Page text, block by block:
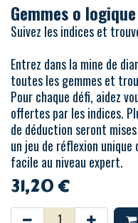
Gemmes o
Suivez les indices et
Entrez dans la mine de
toutes les gemmes et
Pour chaque défi, aidez
offertes par les indices.
de déduction seront
un jeu de réflexion
facile au niveau expert.
31,20€